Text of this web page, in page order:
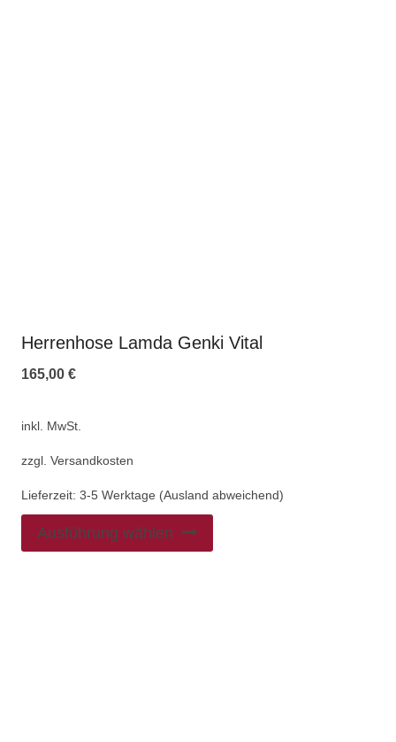
Herrenhose Lamda Genki Vital
165,00 €
inkl. MwSt.
zzgl. Versandkosten
Lieferzeit: 3-5 Werktage (Ausland abweichend)
Ausführung wählen